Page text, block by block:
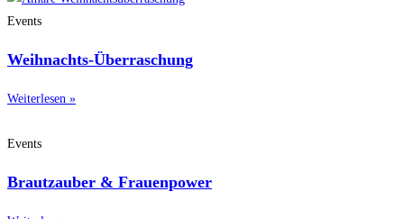
Events
Weihnachts-Überraschung
Weiterlesen »
Events
Brautzauber & Frauenpower